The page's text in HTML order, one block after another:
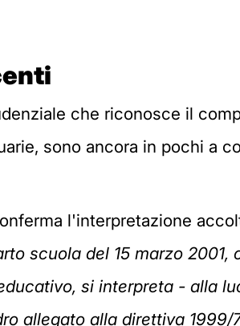
che riconosce il
sono ancora in pochi a
l'interpretazione
scuola del 15 marzo
si interpreta - alla
allegato alla direttiva 1999/